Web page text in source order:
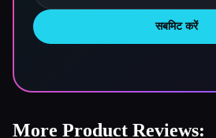
सबमिट करें
More Product Reviews: